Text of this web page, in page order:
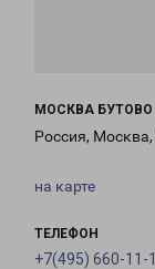
МОСКВА БУТОВО
Россия,
на карте
ТЕЛЕФОН
+7(495) 660-11-